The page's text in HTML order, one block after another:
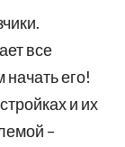
все
его!
и их
–